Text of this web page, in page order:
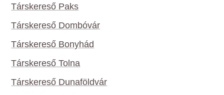
Társkereső Paks
Társkereső Dombóvár
Társkereső Bonyhád
Társkereső Tolna
Társkereső Dunaföldvár